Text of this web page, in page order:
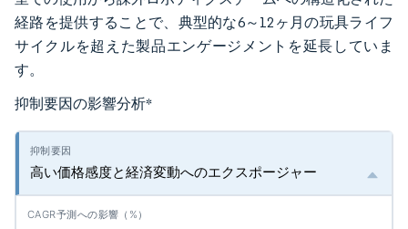
経路を提供することで、典型的な6～12ヶ月の玩具ライフ
サイクルを超えた製品エンゲージメントを延長していま
す。
抑制要因の影響分析*
高い価格感度と経済変動へのエクスポージャー